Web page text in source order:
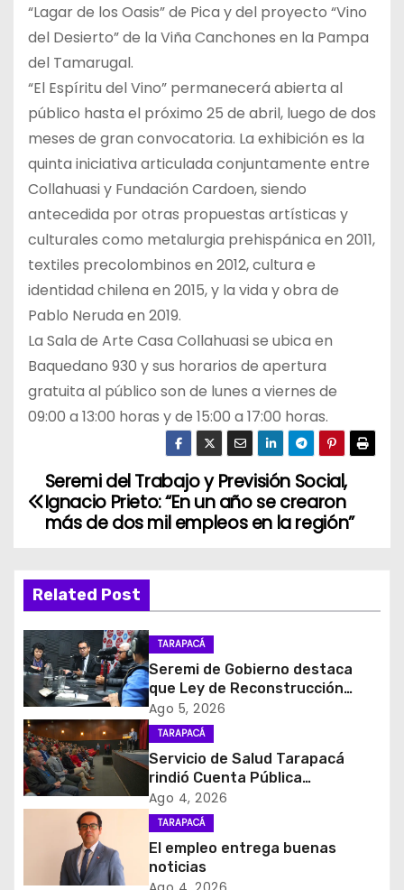
“Lagar de los Oasis” de Pica y del proyecto “Vino
del Desierto” de la Viña Canchones en la Pampa
del Tamarugal.
“El Espíritu del Vino” permanecerá abierta al
público hasta el próximo 25 de abril, luego de dos
meses de gran convocatoria. La exhibición es la
quinta iniciativa articulada conjuntamente entre
Collahuasi y Fundación Cardoen, siendo
antecedida por otras propuestas artísticas y
culturales como metalurgia prehispánica en 2011,
textiles precolombinos en 2012, cultura e
identidad chilena en 2015, y la vida y obra de
Pablo Neruda en 2019.
La Sala de Arte Casa Collahuasi se ubica en
Baquedano 930 y sus horarios de apertura
gratuita al público son de lunes a viernes de
09:00 a 13:00 horas y de 15:00 a 17:00 horas.
N
e
g
a
c
i
ó
Seremi del Trabajo y Previsión Social,
Ignacio Prieto: “En un año se crearon
más de dos mil empleos en la región”
Related Post
TARAPACÁ
Seremi de Gobierno destaca
que Ley de Reconstrucción
Nacional impulsará la inversión
y el empleo en Tarapacá
Ago 5, 2026
TARAPACÁ
Servicio de Salud Tarapacá
rindió Cuenta Pública
Participativa
Ago 4, 2026
TARAPACÁ
El empleo entrega buenas
noticias